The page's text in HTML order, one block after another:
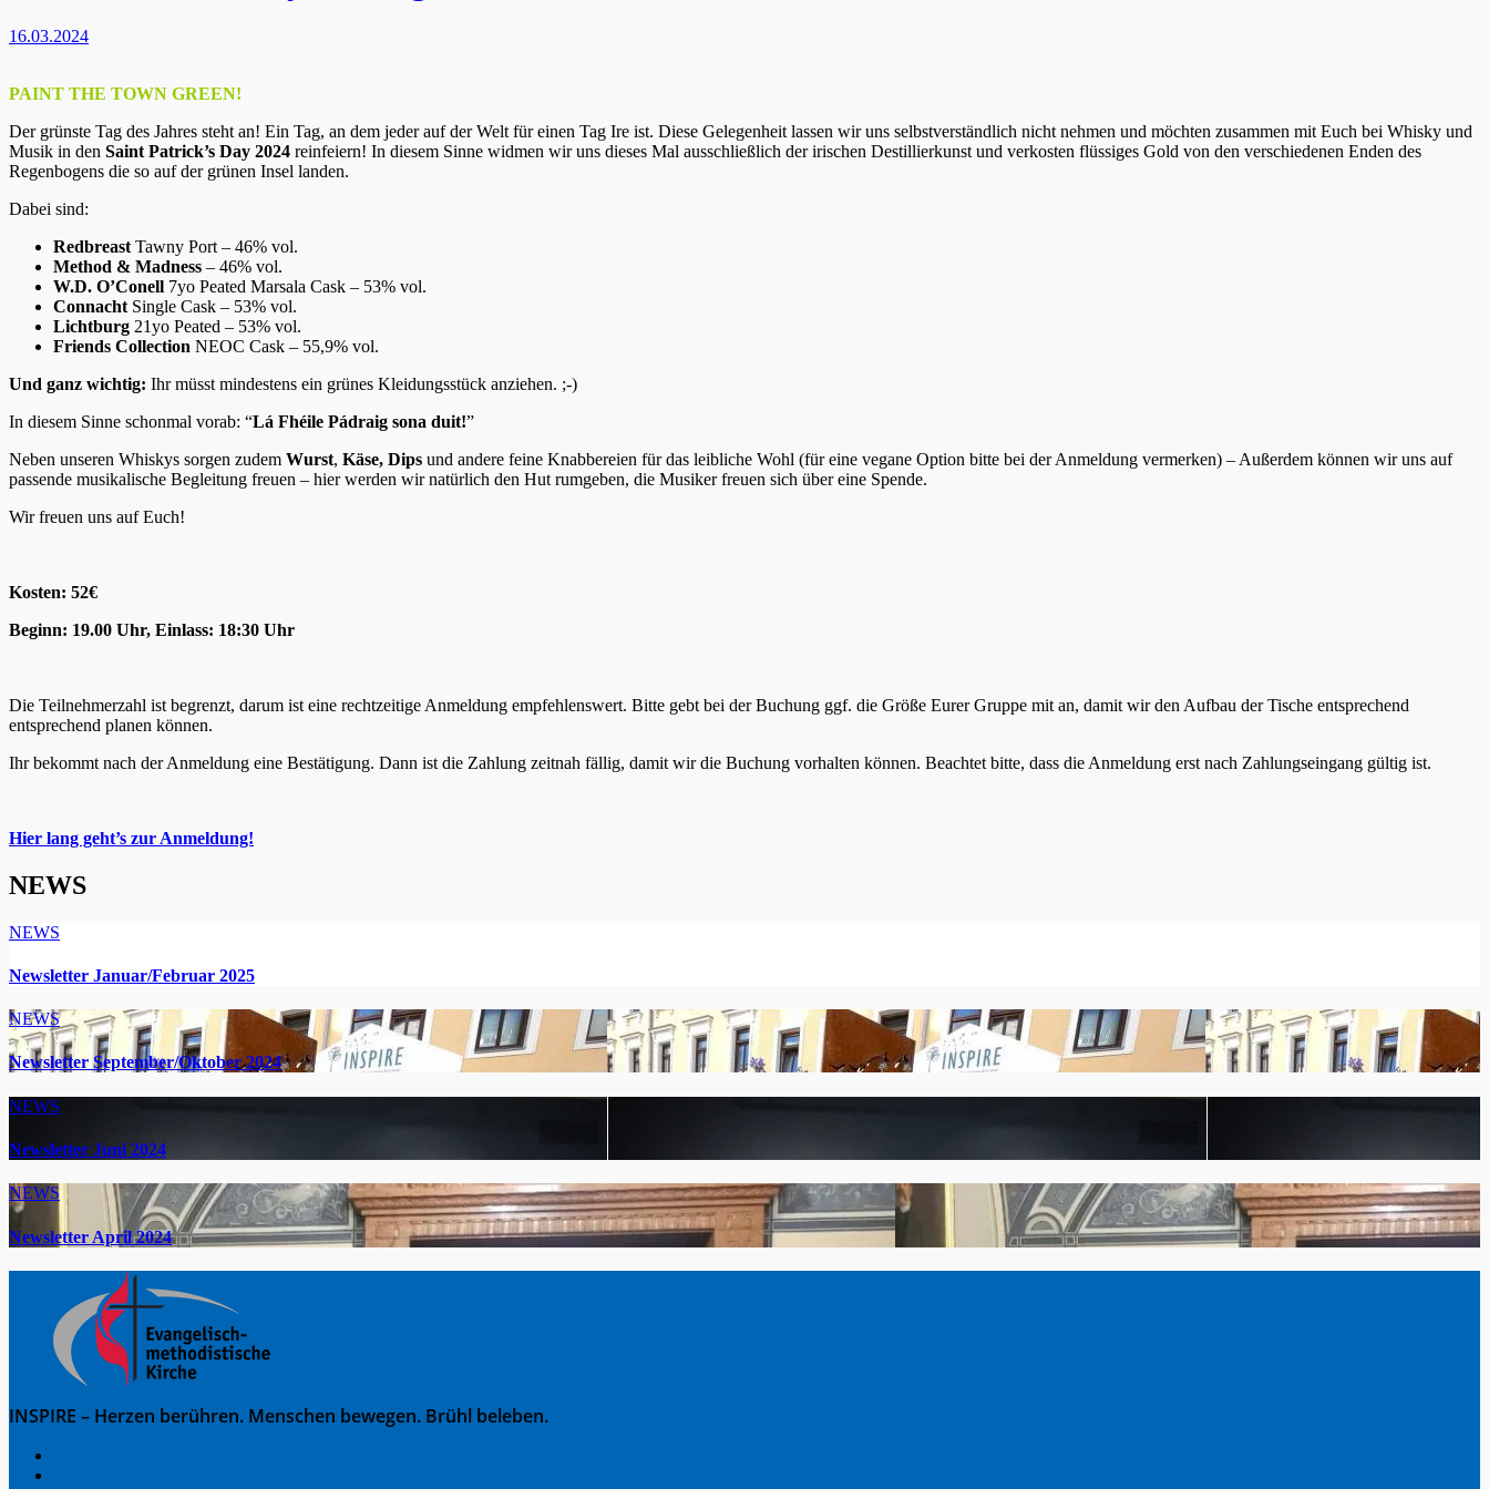
16.03.2024
PAINT THE TOWN GREEN!
Der grünste Tag des Jahres steht an! Ein Tag, an dem jeder auf der Welt für einen Tag Ire ist. Diese Gelegenheit lassen wir uns selbstverständlich nicht nehmen und möchten zusammen mit Euch bei Whisky und
Musik in den Saint Patrick’s Day 2024 reinfeiern! In diesem Sinne widmen wir uns dieses Mal ausschließlich der irischen Destillierkunst und verkosten flüssiges Gold von den verschiedenen Enden des
Regenbogens die so auf der grünen Insel landen.
Dabei sind:
Redbreast Tawny Port – 46% vol.
Method & Madness – 46% vol.
W.D. O’Conell 7yo Peated Marsala Cask – 53% vol.
Connacht Single Cask – 53% vol.
Lichtburg 21yo Peated – 53% vol.
Friends Collection NEOC Cask – 55,9% vol.
Und ganz wichtig: Ihr müsst mindestens ein grünes Kleidungsstück anziehen. ;-)
In diesem Sinne schonmal vorab: “Lá Fhéile Pádraig sona duit!”
Neben unseren Whiskys sorgen zudem Wurst, Käse, Dips und andere feine Knabbereien für das leibliche Wohl (für eine vegane Option bitte bei der Anmeldung vermerken) – Außerdem können wir uns auf
passende musikalische Begleitung freuen – hier werden wir natürlich den Hut rumgeben, die Musiker freuen sich über eine Spende.
Wir freuen uns auf Euch!
Kosten: 52€
Beginn: 19.00 Uhr, Einlass: 18:30 Uhr
Die Teilnehmerzahl ist begrenzt, darum ist eine rechtzeitige Anmeldung empfehlenswert. Bitte gebt bei der Buchung ggf. die Größe Eurer Gruppe mit an, damit wir den Aufbau der Tische entsprechend
entsprechend planen können.
Ihr bekommt nach der Anmeldung eine Bestätigung. Dann ist die Zahlung zeitnah fällig, damit wir die Buchung vorhalten können. Beachtet bitte, dass die Anmeldung erst nach Zahlungseingang gültig ist.
Hier lang geht’s zur Anmeldung!
NEWS
NEWS
Newsletter Januar/Februar 2025
NEWS
Newsletter September/Oktober 2024
NEWS
Newsletter Juni 2024
NEWS
Newsletter April 2024
INSPIRE – Herzen berühren. Menschen bewegen. Brühl beleben.